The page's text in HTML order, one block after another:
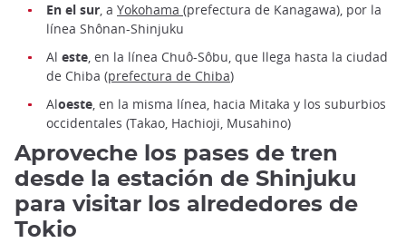
En el sur, a Yokohama (prefectura de Kanagawa), por la
línea Shônan-Shinjuku
Al este, en la línea Chuô-Sôbu, que llega hasta la ciudad
de Chiba (prefectura de Chiba)
Aloeste, en la misma línea, hacia Mitaka y los suburbios
occidentales (Takao, Hachioji, Musahino)
Aproveche los pases de tren
desde la estación de Shinjuku
para visitar los alrededores de
Tokio